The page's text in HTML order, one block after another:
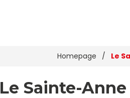
Homepage / Le
Le Sainte-